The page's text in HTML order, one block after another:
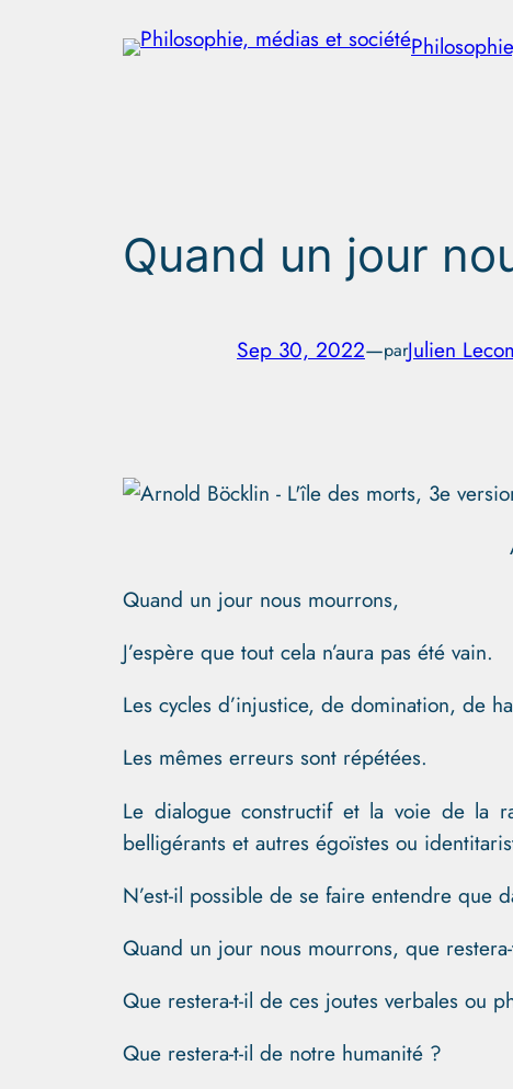
Quand un jour
Sep 30, 2022—parJulien
Quand un jour nous mourrons,
J’espère que tout cela n’aura pas été vain.
Les cycles d’injustice, de domination, de
Les mêmes erreurs sont répétées.
Le dialogue constructif et la voie de la
belligérants et autres égoïstes ou
N’est-il possible de se faire entendre que
Quand un jour nous mourrons, que
Que restera-t-il de ces joutes verbales ou
Que restera-t-il de notre humanité ?